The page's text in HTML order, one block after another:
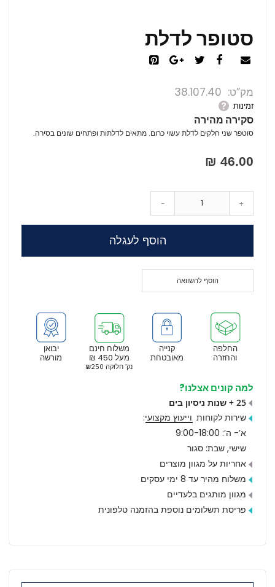
סטופר לדלת
מק”ט 38.107.40
זמינות
סקירה מהירה
סוטפר שני חלקים לדלת עשוי כרום. מתאים לדלתות ופתחים שונים בסירה.
46.00 ₪
- +
הוסף לעגלה
הוסף להשוואה
יבואן
מורשה
משלוח חינם
מעל 450 ₪
נק’ חלוקה ₪250
קנייה
מאובטחת
החלפה
והחזרה
למה קונים אצלנו?
25 + שנות ניסיון בים
שירות לקוחות וייעוץ מקצועי:
א’- ה’: 9:00-18:00
שישי, שבת: סגור
אחריות על מגוון מוצרים
משלוח מהיר עד 8 ימי עסקים
מגוון מותגים בלעדיים
פריסת תשלומים נוספת בהזמנה טלפונית